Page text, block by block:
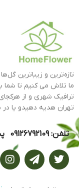
تازه‌ترین و زیباترین
ما تلاش می کنیم تا
ترافیک شهری و از
تهران هدیه دهیدو یا
تلفن: 09126792109 پشتیبانی واتساپ: 09338982355